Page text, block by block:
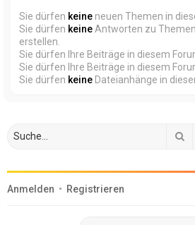
Sie dürfen keine neuen Themen in
Sie dürfen keine Antworten zu
erstellen.
Sie dürfen Ihre Beiträge in diesem
Sie dürfen Ihre Beiträge in diesem
Sie dürfen keine Dateianhänge in
Anmelden • Registrieren